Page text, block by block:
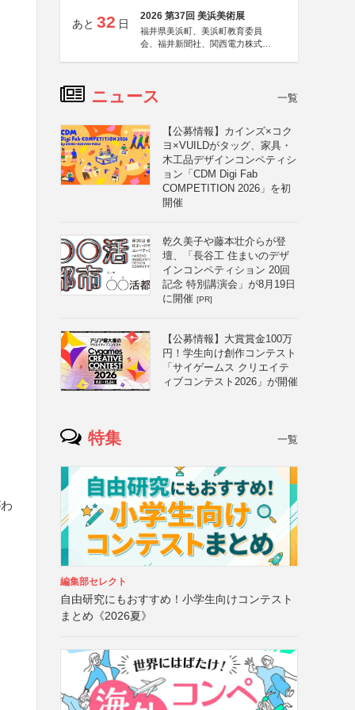
あと 32 日
2026 第37回 美浜美術展
福井県美浜町、美浜町教育委員
会、福井新聞社、関西電力株式会
ニュース 一覧
【公募情報】カインズ×コク
ヨ×VUILDがタッグ、家具・
木工品デザインコンペティシ
ョン「CDM Digi Fab
COMPETITION 2026」を初
開催
乾久美子や藤本壮介らが登
壇、「長谷工 住まいのデザ
インコンペティション 20回
記念 特別講演会」が8月19日
に開催 [PR]
【公募情報】大賞賞金100万
円！学生向け創作コンテスト
「サイゲームス クリエイテ
ィブコンテスト2026」が開催
特集 一覧
編集部セレクト
自由研究にもおすすめ！小学生向けコンテスト
まとめ《2026夏》